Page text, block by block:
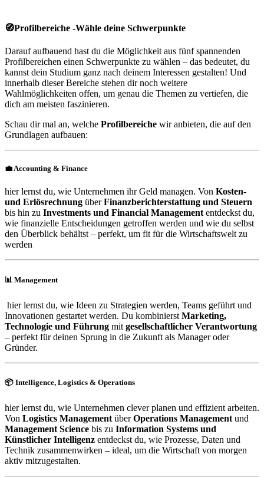
🧭Profilbereiche -Wähle deine Schwerpunkte
Darauf aufbauend hast du die Möglichkeit aus fünf spannenden
Profilbereichen einen Schwerpunkte zu wählen – das bedeutet, du
kannst dein Studium ganz nach deinem Interessen gestalten! Und
innerhalb dieser Bereiche stehen dir noch weitere
Wahlmöglichkeiten offen, um genau die Themen zu vertiefen, die
dich am meisten faszinieren.
Schau dir mal an, welche Profilbereiche wir anbieten, die auf den
Grundlagen aufbauen:
💼Accounting & Finance
hier lernst du, wie Unternehmen ihr Geld managen. Von Kosten-
und Erlösrechnung überFinanzberichterstattung und Steuern
bis hin zu Investments und Financial Managemententdeckst du,
wie finanzielle Entscheidungen getroffen werden und wie du selbst
den Überblick behältst – perfekt, um fit für die Wirtschaftswelt zu
werden
📊 Management
hier lernst du, wie Ideen zu Strategien werden, Teams geführt und
Innovationen gestartet werden. Du kombinierst Marketing,
Technologie und Führung mit gesellschaftlicher Verantwortung
– perfekt für deinen Sprung in die Zukunft als Manager oder
Gründer.
📦 Intelligence, Logistics & Operations
hier lernst du, wie Unternehmen clever planen und effizient arbeiten.
Von Logistics Management überOperations Management und
Management Science bis zu Information Systems und
Künstlicher Intelligenz entdeckst du, wie Prozesse, Daten und
Technik zusammenwirken – ideal, um die Wirtschaft von morgen
aktiv mitzugestalten.